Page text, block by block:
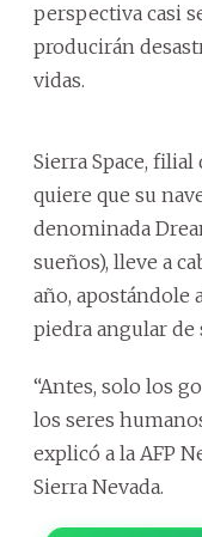
perspectiva casi
producirán
vidas.
Sierra Space, filial
quiere que su
denominada
sueños), lleve a
año, apostándole
piedra angular de
“Antes, solo los
los seres
explicó a la AFP
Sierra Nevada.